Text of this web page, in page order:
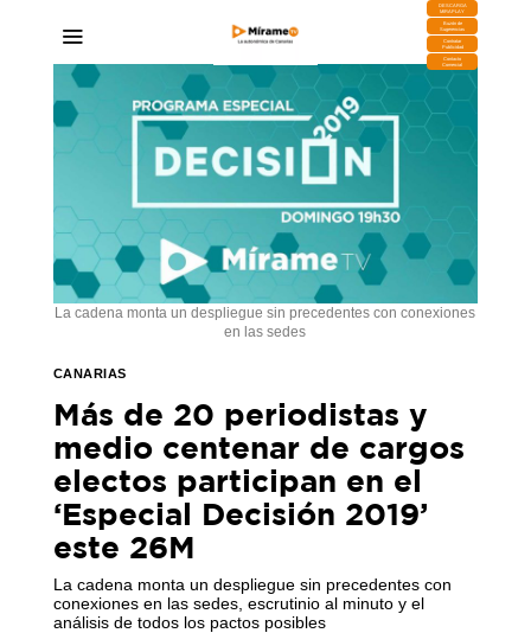
DESCARGA
MIRAPLAY
Buzón de
Sugerencias
Contratar
Publicidad
Contacto
Comercial
La cadena monta un despliegue sin precedentes con conexiones
en las sedes
CANARIAS
Más de 20 periodistas y
medio centenar de cargos
electos participan en el
‘Especial Decisión 2019’
este 26M
La cadena monta un despliegue sin precedentes con
conexiones en las sedes, escrutinio al minuto y el
análisis de todos los pactos posibles